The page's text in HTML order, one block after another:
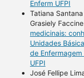
Enferm UFPI
Tatiana
Grasiely
medicinais:
Unidades
de Enfermagem
UFPI
José Fellipe